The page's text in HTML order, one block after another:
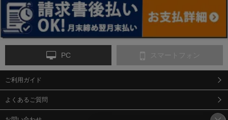
9-点字マット・タイ
PC スマートフォン
ご利用ガイド
よくあるご質問